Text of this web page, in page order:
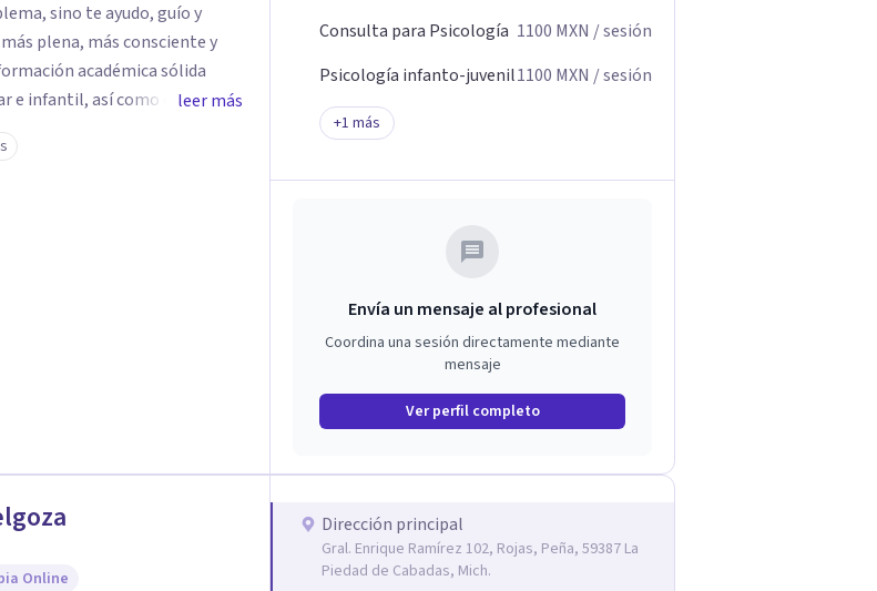
sino te ayudo, guío y
plena, más consciente y
e infantil, así como con
años y personal te
clara y directa para
leer más
Consulta para Psicología 1100 MXN / sesión
Psicología infanto-juvenil1100 MXN / sesión
+1 más
Envía un mensaje al profesional
Coordina una sesión directamente mediante
mensaje
Ver perfil completo
Online
Dirección principal
Gral. Enrique Ramírez 102, Rojas, Peña, 59387 La
Piedad de Cabadas, Mich.